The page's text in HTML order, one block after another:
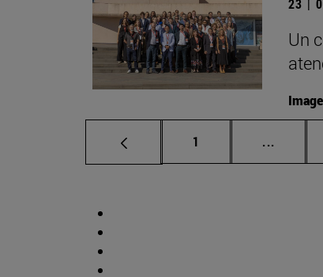
23 |
Un
Página
1 ...